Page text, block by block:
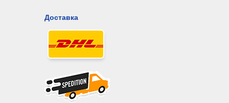
Доставка